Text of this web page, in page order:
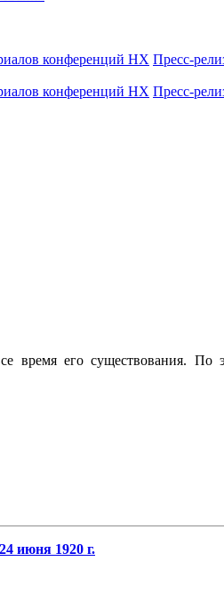
конференций НХ Пресс-
конференций НХ Пресс-
время его существования.
июня 1920 г.